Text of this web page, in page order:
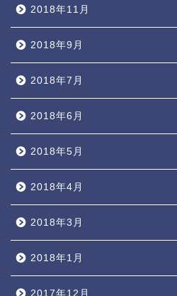
2018年11月
2018年9月
2018年7月
2018年6月
2018年5月
2018年4月
2018年3月
2018年1月
2017年12月